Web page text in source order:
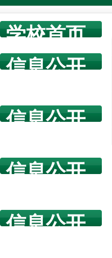
学校首页
信息公开
信息公开
信息公开
信息公开